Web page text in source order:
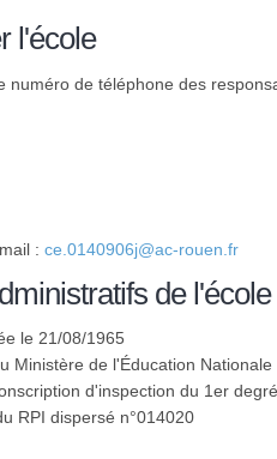
l'école
numéro de téléphone des
: ce.0140906j@ac-rouen.fr
de l'école
le 21/08/1965
Ministère de l'Éducation Nationale
d'inspection du 1er
RPI dispersé n°014020